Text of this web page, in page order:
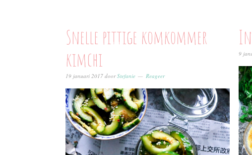
Snelle pittige komkommer
kimchi
19 januari 2017 doorStefanie Reageer
9